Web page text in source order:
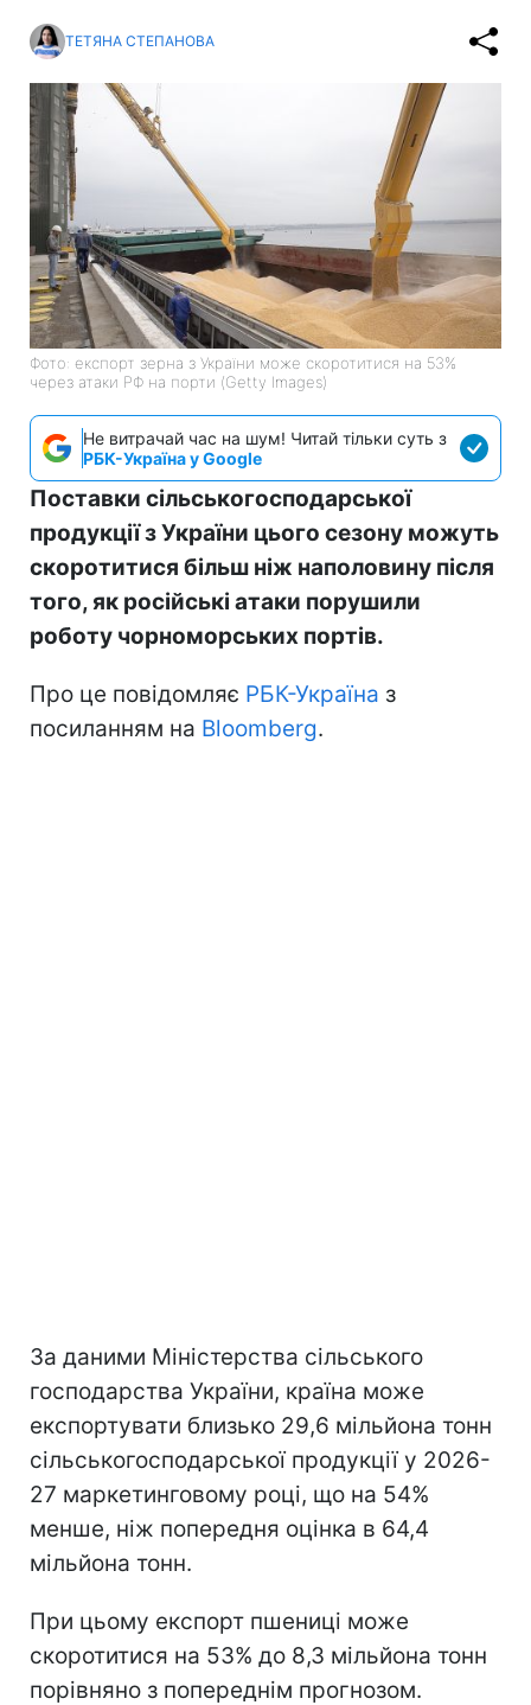
ТЕТЯНА СТЕПАНОВА
Фото: експорт зерна з України може скоротитися на 53%
через атаки РФ на порти (Getty Images)
Не витрачай час на шум! Читай тільки суть з
РБК-Україна у Google
Поставки сільськогосподарської
продукції з України цього сезону можуть
скоротитися більш ніж наполовину після
того, як російські атаки порушили
роботу чорноморських портів.
Про це повідомляє РБК-Україна з
посиланням на Bloomberg.
За даними Міністерства сільського
господарства України, країна може
експортувати близько 29,6 мільйона тонн
сільськогосподарської продукції у 2026-
27 маркетинговому році, що на 54%
менше, ніж попередня оцінка в 64,4
мільйона тонн.
При цьому експорт пшениці може
скоротитися на 53% до 8,3 мільйона тонн
порівняно з попереднім прогнозом.